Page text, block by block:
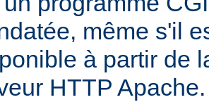
même s'il
à partir de
HTTP Apache.